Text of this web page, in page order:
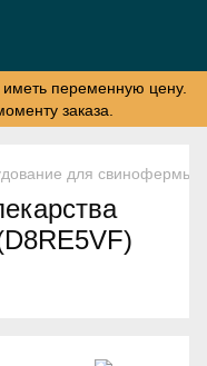
иметь переменную цену.
заказа.
для свинофермы